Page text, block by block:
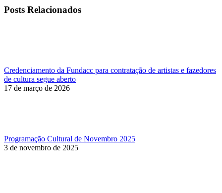
Facebook
Posts Relacionados
Credenciamento da Fundacc para contratação de artistas e fazedores
de cultura segue aberto
17 de março de 2026
Programação Cultural de Novembro 2025
3 de novembro de 2025